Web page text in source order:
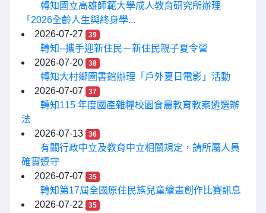
轉知國立高雄師範大學成人教育研究所辦理
「2026全齡人生與終身學...
2026-07-27
39
轉知--攜手迎新住民－新住民親子夏令營
2026-07-20
38
轉知大村鄉圖書館辦理「戶外夏日電影」活動
2026-07-07
37
轉知115 年度國產雜糧校園食農教育教案遴選辦
法
2026-07-13
36
有關行政中立及教育中立相關規定，請所屬人員
確實遵守
2026-07-07
35
轉知第17屆全國原住民族兒童繪畫創作比賽訊息
2026-07-22
35